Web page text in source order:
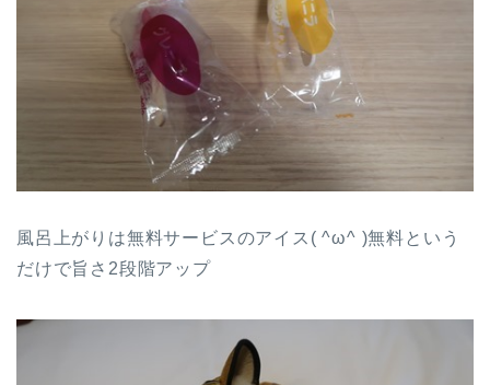
風呂上がりは無料サービスのアイス( ^ω^ )無料という
だけで旨さ2段階アップ